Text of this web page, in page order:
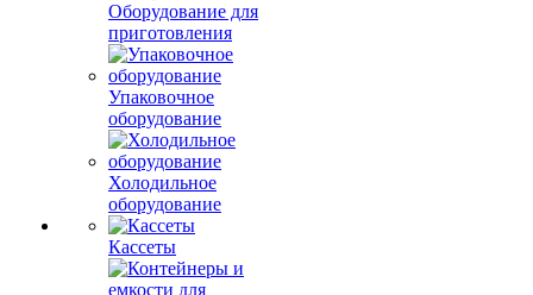
Оборудование для
приготовления
Упаковочное
оборудование
Холодильное
оборудование
Кассеты